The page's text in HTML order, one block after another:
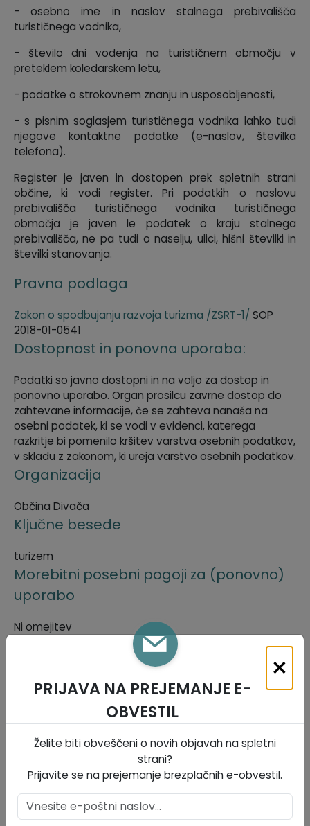
- osebno ime in naslov stalnega prebivališča
turističnega vodnika,
- število dni vodenja na turističnem območju v
preteklem koledarskem letu,
- podatke o strokovnem znanju in usposobljenosti,
- s pisnim soglasjem turističnega vodnika lahko tudi
njegove kontaktne podatke (e-naslov, številka
telefona).
Register je javen in dostopen prek spletnih strani
občine, ki vodi register. Pri podatkih o naslovu
prebivališča turističnega vodnika turističnega
območja je javen le podatek o kraju stalnega
prebivališča, ne pa tudi o naselju, ulici, hišni številki in
številki stanovanja.
Pravna podlaga
Zakon o spodbujanju razvoja turizma /ZSRT-1/ SOP
2018-01-0541
Dostopnost in ponovna uporaba:
Podatki so javno dostopni in na voljo za dostop in
ponovno uporabo. Organ prosilcu zavrne dostop do
zahtevane informacije, če se zahteva nanaša na
osebni podatek, ki se vodi v evidenci, katerega
razkritje bi pomenilo kršitev varstva osebnih podatkov,
v skladu z zakonom, ki ureja varstvo osebnih podatkov.
Organizacija
Občina Divača
Ključne besede
turizem
Morebitni posebni pogoji za (ponovno)
uporabo
Ni omejitev
Pogostost osveževanja:
Format, vrsta, oblika (zapisa)
csv, xls
Povezanost z drugimi javnimi
evidencami / zbirkami
/
Morebitno zaračunavanje za ponovno
Krajevne skupnosti
Naselja v občini
Organigram
Varstvo osebnih podatkov
Temeljni akti
Strateški dokumenti
Katalog informacij javnega značaja
Predpisi in odloki
GLASNIK Občine Divača
Proračun občine
Lokalne volitve
×
PRIJAVA NA PREJEMANJE E-
OBVESTIL
Želite biti obveščeni o novih objavah na spletni
strani?
Prijavite se na prejemanje brezplačnih e-obvestil.